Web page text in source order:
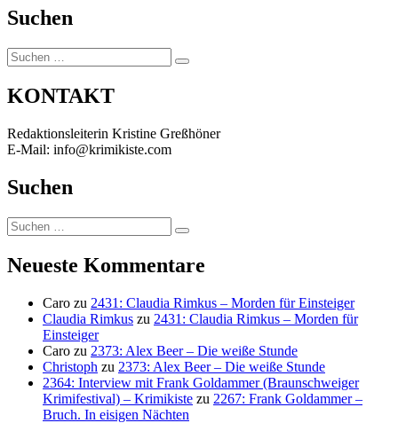
Suchen
Suchen
nach:
Suchen
KONTAKT
Redaktionsleiterin Kristine Greßhöner
E-Mail: info@krimikiste.com
Suchen
Suchen
nach:
Suchen
Neueste Kommentare
Caro zu 2431: Claudia Rimkus – Morden für Einsteiger
Claudia Rimkus zu 2431: Claudia Rimkus – Morden für
Einsteiger
Caro zu 2373: Alex Beer – Die weiße Stunde
Christoph zu 2373: Alex Beer – Die weiße Stunde
2364: Interview mit Frank Goldammer (Braunschweiger
Krimifestival) – Krimikiste zu 2267: Frank Goldammer –
Bruch. In eisigen Nächten